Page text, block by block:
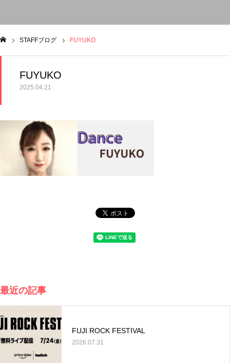
STAFFブログ FUYUKO
FUYUKO
2025.04.21
最近の記事
FUJI ROCK FESTIVAL
2026.07.31